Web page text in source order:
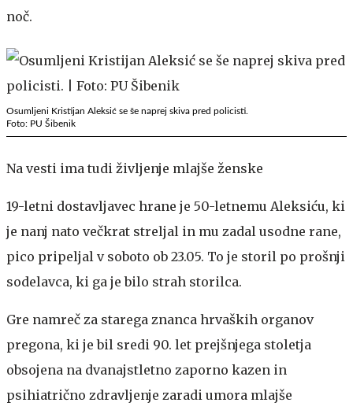
noč.
Osumljeni Kristijan Aleksić se še naprej skiva pred policisti.
Foto: PU Šibenik
Na vesti ima tudi življenje mlajše ženske
19-letni dostavljavec hrane je 50-letnemu Aleksiću, ki
je nanj nato večkrat streljal in mu zadal usodne rane,
pico pripeljal v soboto ob 23.05. To je storil po prošnji
sodelavca, ki ga je bilo strah storilca.
Gre namreč za starega znanca hrvaških organov
pregona, ki je bil sredi 90. let prejšnjega stoletja
obsojena na dvanajstletno zaporno kazen in
psihiatrično zdravljenje zaradi umora mlajše